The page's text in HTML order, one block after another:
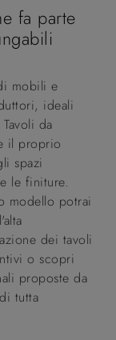
fa parte
mobili e
ideali
da
il proprio
spazi
le finiture.
modello potrai
dei tavoli
o scopri
proposte da
tutta